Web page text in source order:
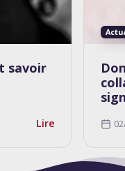
savoir
Lire